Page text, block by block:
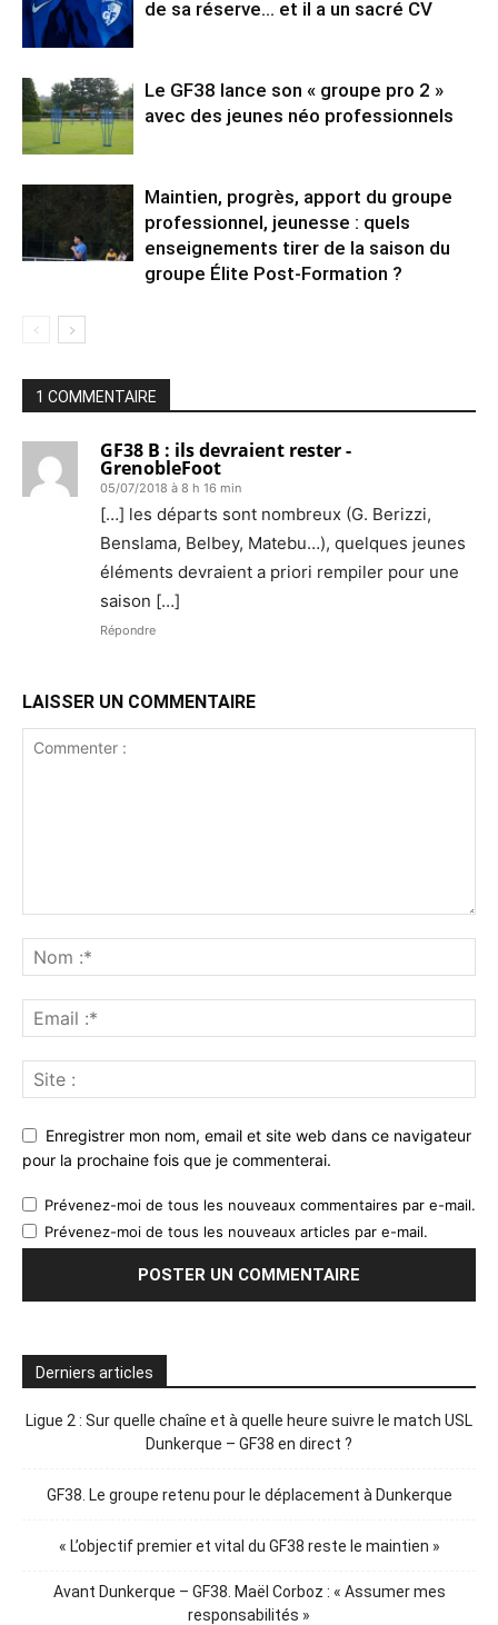
de sa réserve… et il a un sacré CV
Le GF38 lance son « groupe pro 2 »
avec des jeunes néo professionnels
Maintien, progrès, apport du groupe
professionnel, jeunesse : quels
enseignements tirer de la saison du
groupe Élite Post-Formation ?
1 COMMENTAIRE
GF38 B : ils devraient rester -
GrenobleFoot
05/07/2018 à 8 h 16 min
[…] les départs sont nombreux (G. Berizzi,
Benslama, Belbey, Matebu…), quelques jeunes
éléments devraient a priori rempiler pour une
saison […]
Répondre
LAISSER UN COMMENTAIRE
Enregistrer mon nom, email et site web dans ce navigateur
pour la prochaine fois que je commenterai.
Prévenez-moi de tous les nouveaux commentaires par e-mail.
Prévenez-moi de tous les nouveaux articles par e-mail.
Derniers articles
Ligue 2 : Sur quelle chaîne et à quelle heure suivre le match USL
Dunkerque – GF38 en direct ?
GF38. Le groupe retenu pour le déplacement à Dunkerque
« L’objectif premier et vital du GF38 reste le maintien »
Avant Dunkerque – GF38. Maël Corboz : « Assumer mes
responsabilités »